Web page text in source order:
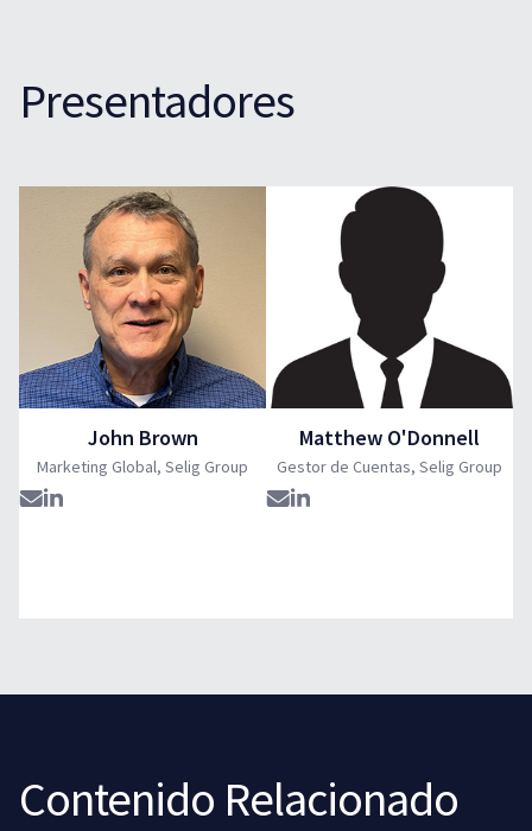
Presentadores
John Brown
Marketing Global, Selig Group
Matthew O'Donnell
Gestor de Cuentas, Selig Group
Contenido Relacionado